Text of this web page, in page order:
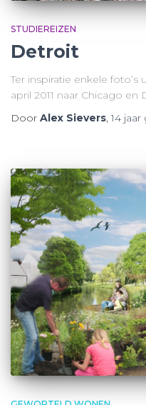
STUDIEREIZEN
Detroit
Ter inspiratie enkele
april 2011 naar Chicago en
Door Alex Sievers,14 jaar